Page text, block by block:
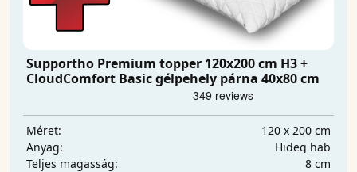
Supportho Premium topper 120x200 cm H3 +
CloudComfort Basic gélpehely párna 40x80 cm
Méret:
120 x 200 cm
Anyag:
Hideg hab
Teljes magasság:
8 cm